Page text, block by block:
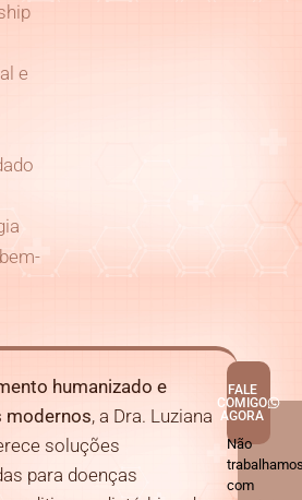
e
humanizado e
modernos, a Dra. Luziana
soluções
para doenças
FALE
COMIGO
AGORA
Não
com